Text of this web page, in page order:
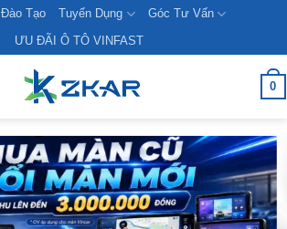
Đào Tạo Tuyển Dụng
Góc Tư Vấn
ƯU ĐÃI Ô TÔ VINFAST
0